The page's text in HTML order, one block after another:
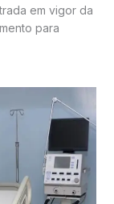
em vigor da
para